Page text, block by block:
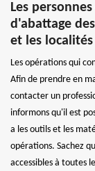
Les
d'abattage
et les
Les opérations qui
Afin de prendre en
contacter un
informons qu'il est
a les outils et les
opérations. Sachez
accessibles à toutes